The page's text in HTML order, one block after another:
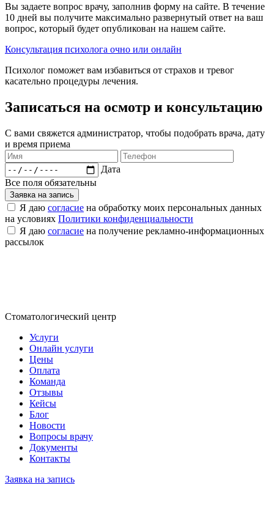
Вы задаете вопрос врачу, заполнив форму на сайте. В течение
10 дней вы получите максимально развернутый ответ на ваш
вопрос, который будет опубликован на нашем сайте.
Консультация психолога очно или онлайн
Психолог поможет вам избавиться от страхов и тревог
касательно процедуры лечения.
Записаться на осмотр и консультацию​
С вами свяжется администратор, чтобы подобрать врача, дату
и время приема​
Дата
Все поля обязательны
Заявка на запись
Я даю согласие на обработку моих персональных данных
на условиях Политики конфиденциальности
Я даю согласие на получение рекламно-информационных
рассылок
Стоматологический центр
Услуги
Онлайн услуги
Цены
Оплата
Команда
Отзывы
Кейсы
Блог
Новости
Вопросы врачу
Документы
Контакты
Заявка на запись